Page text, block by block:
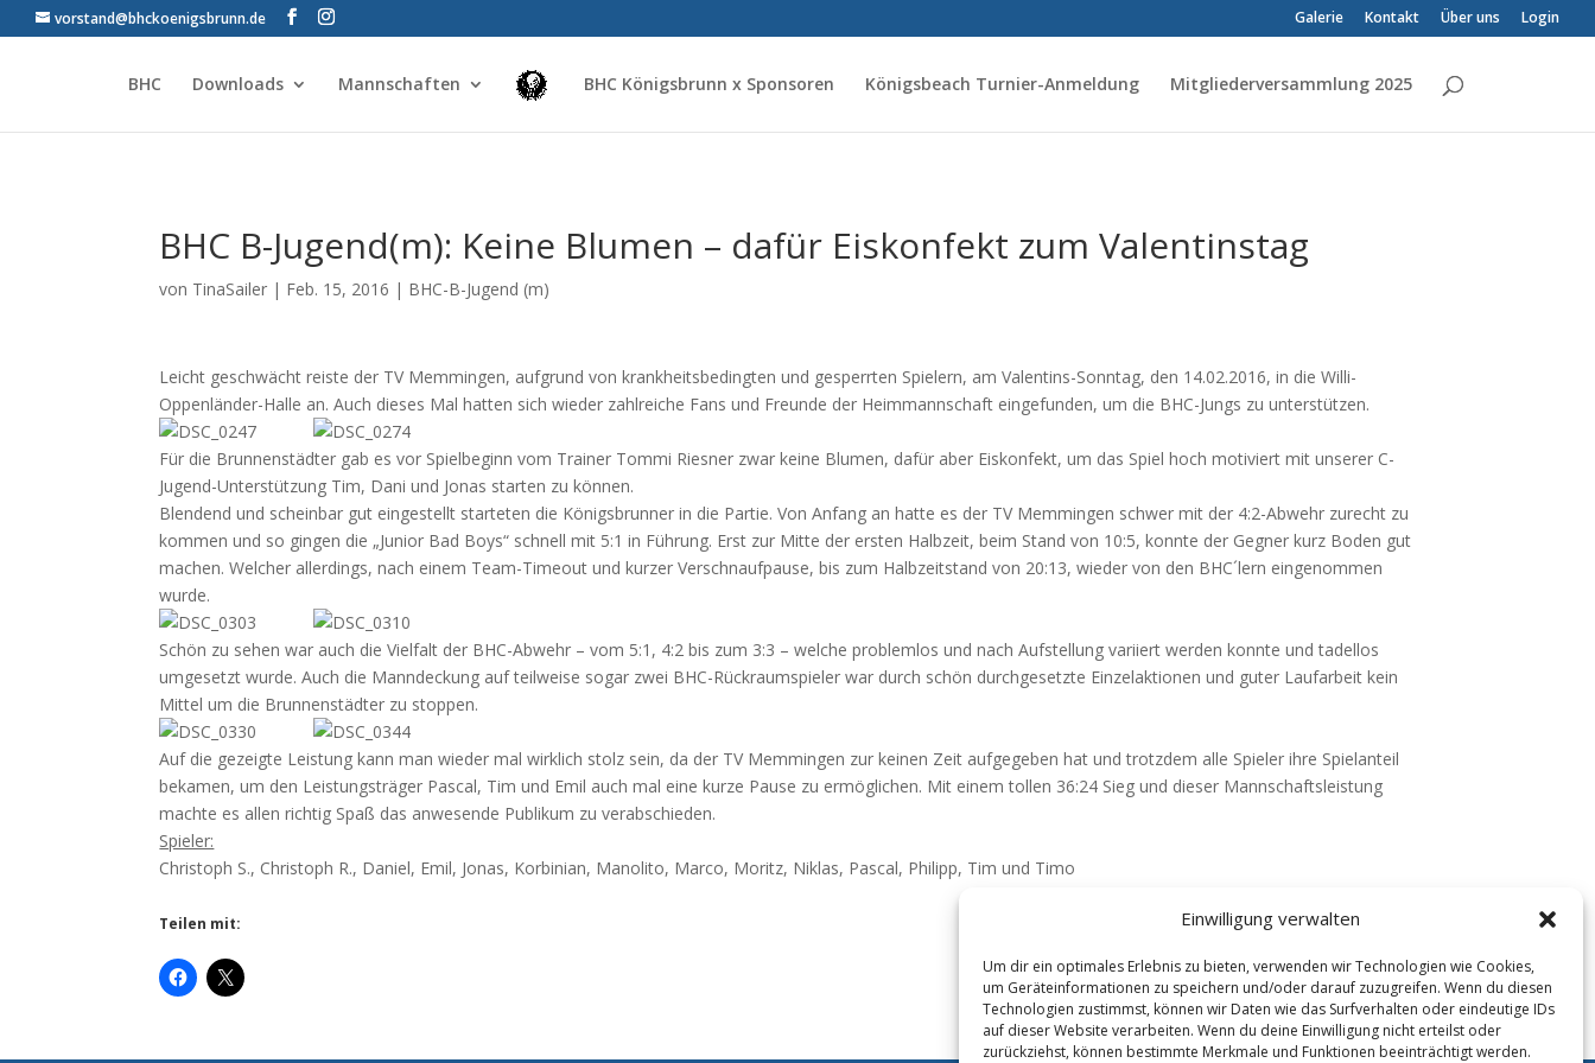
Einwilligung verwalten
Um dir ein optimales Erlebnis zu bieten, verwenden wir Technologien wie Cookies,
um Geräteinformationen zu speichern und/oder darauf zuzugreifen. Wenn du diesen
Technologien zustimmst, können wir Daten wie das Surfverhalten oder eindeutige IDs
auf dieser Website verarbeiten. Wenn du deine Einwilligung nicht erteilst oder
zurückziehst, können bestimmte Merkmale und Funktionen beeinträchtigt werden.
vorstand@bhckoenigsbrunn.de Galerie Kontakt Über uns Login
BHC Downloads Mannschaften BHC Königsbrunn x Sponsoren Königsbeach Turnier-Anmeldung Mitgliederversammlung 2025
BHC B-Jugend(m): Keine Blumen – dafür Eiskonfekt zum Valentinstag
von TinaSailer | Feb. 15, 2016 | BHC-B-Jugend (m)
Leicht geschwächt reiste der TV Memmingen, aufgrund von krankheitsbedingten und gesperrten Spielern, am Valentins-Sonntag, den 14.02.2016, in die Willi-
Oppenländer-Halle an. Auch dieses Mal hatten sich wieder zahlreiche Fans und Freunde der Heimmannschaft eingefunden, um die BHC-Jungs zu unterstützen.
Für die Brunnenstädter gab es vor Spielbeginn vom Trainer Tommi Riesner zwar keine Blumen, dafür aber Eiskonfekt, um das Spiel hoch motiviert mit unserer C-
Jugend-Unterstützung Tim, Dani und Jonas starten zu können.
Blendend und scheinbar gut eingestellt starteten die Königsbrunner in die Partie. Von Anfang an hatte es der TV Memmingen schwer mit der 4:2-Abwehr zurecht zu
kommen und so gingen die „Junior Bad Boys“ schnell mit 5:1 in Führung. Erst zur Mitte der ersten Halbzeit, beim Stand von 10:5, konnte der Gegner kurz Boden gut
machen. Welcher allerdings, nach einem Team-Timeout und kurzer Verschnaufpause, bis zum Halbzeitstand von 20:13, wieder von den BHC´lern eingenommen
wurde.
Schön zu sehen war auch die Vielfalt der BHC-Abwehr – vom 5:1, 4:2 bis zum 3:3 – welche problemlos und nach Aufstellung variiert werden konnte und tadellos
umgesetzt wurde. Auch die Manndeckung auf teilweise sogar zwei BHC-Rückraumspieler war durch schön durchgesetzte Einzelaktionen und guter Laufarbeit kein
Mittel um die Brunnenstädter zu stoppen.
Auf die gezeigte Leistung kann man wieder mal wirklich stolz sein, da der TV Memmingen zur keinen Zeit aufgegeben hat und trotzdem alle Spieler ihre Spielanteil
bekamen, um den Leistungsträger Pascal, Tim und Emil auch mal eine kurze Pause zu ermöglichen. Mit einem tollen 36:24 Sieg und dieser Mannschaftsleistung
machte es allen richtig Spaß das anwesende Publikum zu verabschieden.
Spieler:
Christoph S., Christoph R., Daniel, Emil, Jonas, Korbinian, Manolito, Marco, Moritz, Niklas, Pascal, Philipp, Tim und Timo
Teilen mit: